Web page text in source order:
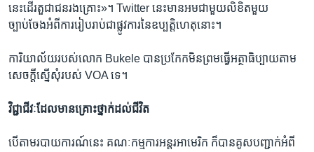
នេះ​ដើរ​តួ​ជា​ជន​រង​គ្រោះ»។​ Twitter នេះ​មាន​អម​ជា​មួយ​លិខិត​មួយ​
ច្បាប់ចែង​អំពី​ការ​រៀប​រាប់​ជា​ផ្លូវការ​នៃ​ឧប្បត្តិហេតុ​នោះ។​
ការិយាល័យ​របស់​លោក Bukele បាន​ប្រកែក​មិន​ព្រម​ធ្វើ​អត្ថាធិប្បាយ​តាម​
សេចក្តី​ស្នើ​សុំ​របស់​ VOA ទេ។​
វិជ្ជាជីវៈ​ដែល​មាន​គ្រោះ​ថ្នាក់​ដល់​ជីវិត
បើ​តាម​របាយការណ៍​នេះ​ គណៈកម្មការ​អន្តរអាមេរិក ក៏​បានគូ​សបញ្ជាក់​អំពី​